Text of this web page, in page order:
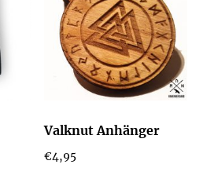
Valknut Anhänger
€4,95